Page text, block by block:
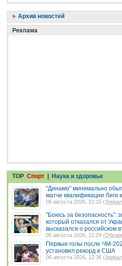
Архив новостей
Реклама
TOP Спорт
Наука и здоровье
"Динамо" минимально
матче квалификации Лиги
06 августа 2026, 22:15 (
"Боюсь за безопасность":
который отказался от
высказался о российском
05 августа 2026, 12:24 (
Первые голы после ЧМ-
установил рекорд в США
06 августа 2026, 12:36 (